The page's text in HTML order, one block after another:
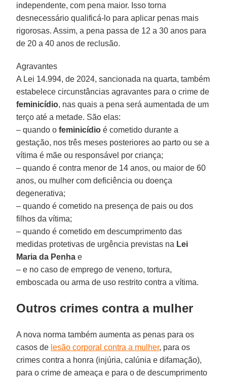
independente, com pena maior. Isso torna
desnecessário qualificá-lo para aplicar penas mais
rigorosas. Assim, a pena passa de 12 a 30 anos para
de 20 a 40 anos de reclusão.
Agravantes
A Lei 14.994, de 2024, sancionada na quarta, também
estabelece circunstâncias agravantes para o crime de
feminicídio, nas quais a pena será aumentada de um
terço até a metade. São elas:
– quando ofeminicídio é cometido durante a
gestação, nos três meses posteriores ao parto ou se a
vítima é mãe ou responsável por criança;
– quando é contra menor de 14 anos, ou maior de 60
anos, ou mulher com deficiência ou doença
degenerativa;
– quando é cometido na presença de pais ou dos
filhos da vítima;
– quando é cometido em descumprimento das
medidas protetivas de urgência previstas na Lei
Maria da Penha e
– e no caso de emprego de veneno, tortura,
emboscada ou arma de uso restrito contra a vítima.
Outros crimes contra a mulher
A nova norma também aumenta as penas para os
casos de lesão corporal contra a mulher, para os
crimes contra a honra (injúria, calúnia e difamação),
para o crime de ameaça e para o de descumprimento